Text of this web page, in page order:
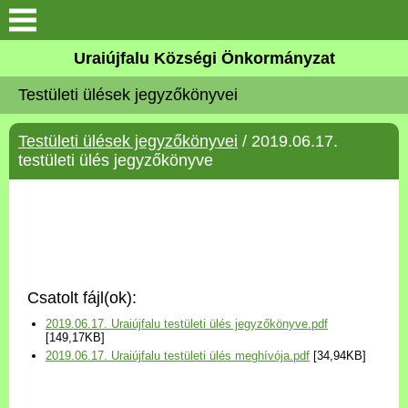
Köszöntő
Elérhetőségek
Uraiújfalu
Választási információk
Versenyképes Járások
Uraiújfalu Községi Önkormányzat
Testületi ülések jegyzőkönyvei
Testületi ülések jegyzőkönyvei / 2019.06.17.
testületi ülés jegyzőkönyve
Csatolt fájl(ok):
2019.06.17. Uraiújfalu testületi ülés jegyzőkönyve.pdf
[149,17KB]
2019.06.17. Uraiújfalu testületi ülés meghívója.pdf [34,94KB]